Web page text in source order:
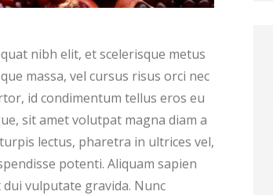
nibh elit, et scelerisque metus
massa, vel cursus risus orci nec
id condimentum tellus eros eu
sit amet volutpat magna diam a
lectus, pharetra in ultrices vel,
potenti. Aliquam sapien
vulputate gravida. Nunc